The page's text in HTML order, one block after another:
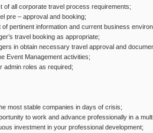
of all corporate travel process requirements;
pre – approval and booking;
pertinent information and current business
travel booking as appropriate;
in obtain necessary travel approval and
Event Management activities;
admin roles as required;
most stable companies in days of crisis;
to work and advance professionally in a
investment in your professional development;